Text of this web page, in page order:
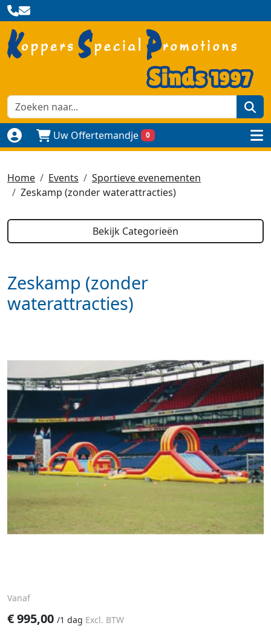
Naar login paginaUw Offertemandje 0
Home Events
Sportieve evenementen
Zeskamp (zonder waterattracties)
Bekijk Categorieën
Zeskamp (zonder
waterattracties)
Vanaf
€995,00 /1 dag Excl. BTW